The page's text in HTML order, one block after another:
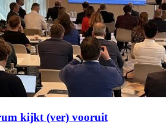
kijkt (ver) vooruit